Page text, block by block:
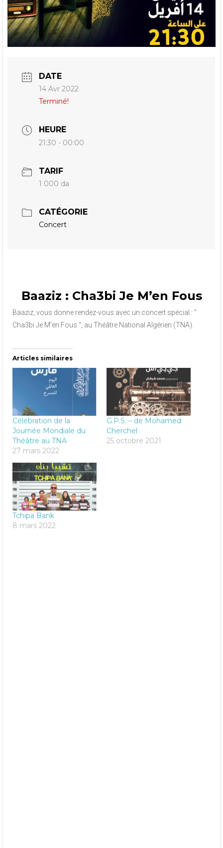
DATE
14 Avr 2022
Terminé!
HEURE
21:30 - 00:00
TARIF
1 000 da
CATÉGORIE
Concert
Baaziz : Cha3bi Je M’en Fous
Baaziz, vous donne rendez-vous avec un concert spécial : ”
Cha3bi Je M’en Fous “, au Théâtre National Algérien (TNA).
Articles similaires
Célébration de la
Journée Mondiale du
Théâtre au TNA
27 mars 2022
G.P.S. – de Mohamed
Cherchel
25 octobre 2021
Tchipa Bank
8 mars 2022